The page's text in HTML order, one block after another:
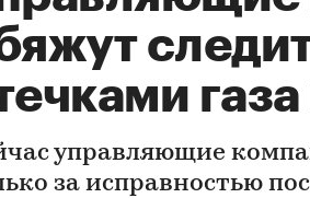
управляющие
за исправностью